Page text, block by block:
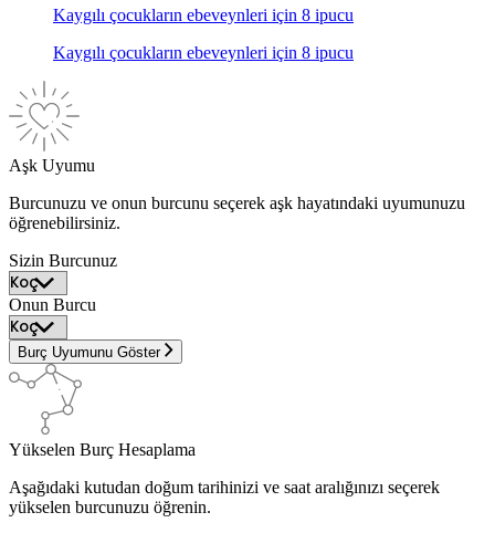
Kaygılı çocukların ebeveynleri için 8 ipucu
Kaygılı çocukların ebeveynleri için 8 ipucu
Aşk Uyumu
Burcunuzu ve onun burcunu seçerek aşk hayatındaki uyumunuzu
öğrenebilirsiniz.
Sizin Burcunuz
Onun Burcu
Burç Uyumunu Göster
Yükselen Burç Hesaplama
Aşağıdaki kutudan doğum tarihinizi ve saat aralığınızı seçerek
yükselen burcunuzu öğrenin.